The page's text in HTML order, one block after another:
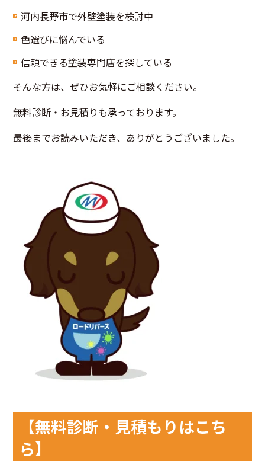
河内長野市で外壁塗装を検討中
色選びに悩んでいる
信頼できる塗装専門店を探している
そんな方は、ぜひお気軽にご相談ください。
無料診断・お見積りも承っております。
最後までお読みいただき、ありがとうございました。
【無料診断・見積もりはこち
ら】